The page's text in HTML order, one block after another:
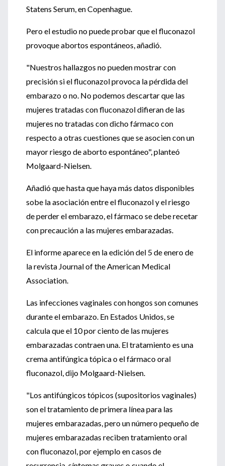
Statens Serum, en Copenhague.
Pero el estudio no puede probar que el fluconazol
provoque abortos espontáneos, añadió.
"Nuestros hallazgos no pueden mostrar con
precisión si el fluconazol provoca la pérdida del
embarazo o no. No podemos descartar que las
mujeres tratadas con fluconazol difieran de las
mujeres no tratadas con dicho fármaco con
respecto a otras cuestiones que se asocien con un
mayor riesgo de aborto espontáneo", planteó
Molgaard-Nielsen.
Añadió que hasta que haya más datos disponibles
sobe la asociación entre el fluconazol y el riesgo
de perder el embarazo, el fármaco se debe recetar
con precaución a las mujeres embarazadas.
El informe aparece en la edición del 5 de enero de
la revista Journal of the American Medical
Association.
Las infecciones vaginales con hongos son comunes
durante el embarazo. En Estados Unidos, se
calcula que el 10 por ciento de las mujeres
embarazadas contraen una. El tratamiento es una
crema antifúngica tópica o el fármaco oral
fluconazol, dijo Molgaard-Nielsen.
"Los antifúngicos tópicos (supositorios vaginales)
son el tratamiento de primera línea para las
mujeres embarazadas, pero un número pequeño de
mujeres embarazadas reciben tratamiento oral
con fluconazol, por ejemplo en casos de